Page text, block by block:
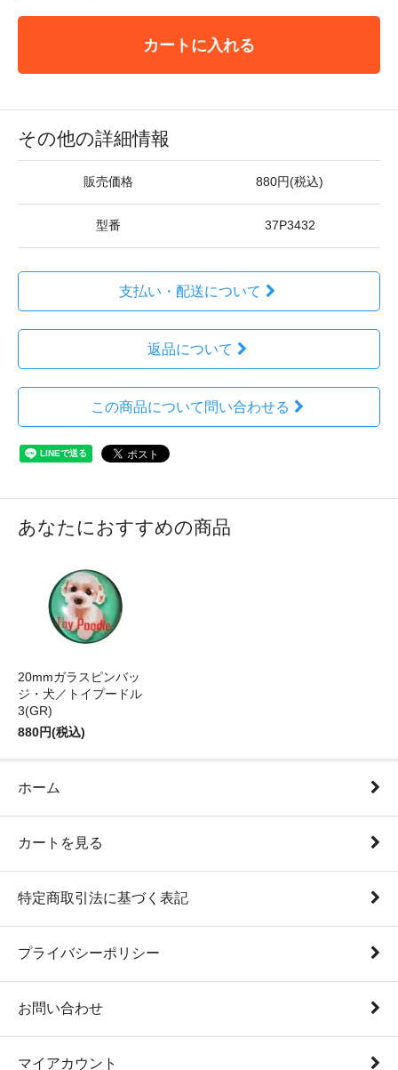
カートに入れる
その他の詳細情報
販売価格 880円(税込)
型番 37P3432
支払い・配送について
返品について
この商品について問い合わせる
あなたにおすすめの商品
20mmガラスピンバッ
ジ・犬／トイプードル
3(GR)
880円(税込)
ホーム
カートを見る
特定商取引法に基づく表記
プライバシーポリシー
お問い合わせ
マイアカウント